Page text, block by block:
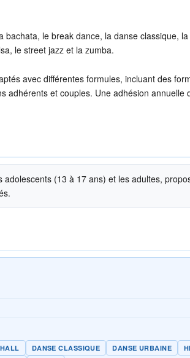
bachata, le break dance, la danse classique,
le street jazz et la zumba.
avec différentes formules, incluant des
adhérents et couples. Une adhésion annuelle
(13 à 17 ans) et les adultes,
DANSE CLASSIQUE DANSE URBAINE